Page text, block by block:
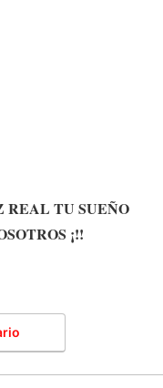
REAL TU SUEÑO
¡!!